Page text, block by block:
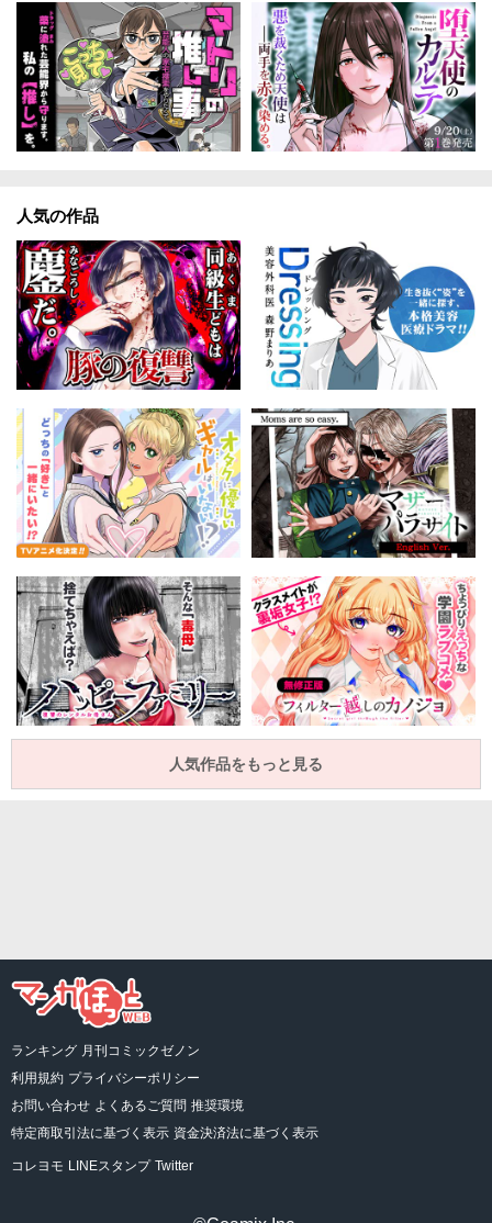
人気の作品
人気作品をもっと見る
ランキング 月刊コミックゼノン
利用規約 プライバシーポリシー
お問い合わせ よくあるご質問 推奨環境
特定商取引法に基づく表示 資金決済法に基づく表示
コレヨモ LINEスタンプ Twitter